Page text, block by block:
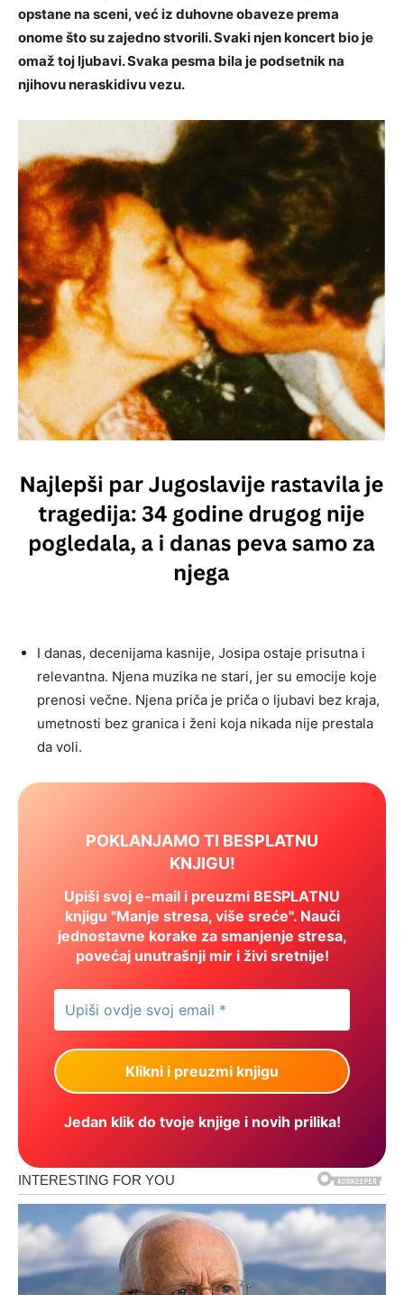
opstane na sceni, već iz duhovne obaveze prema
onome što su zajedno stvorili. Svaki njen koncert bio je
omaž toj ljubavi. Svaka pesma bila je podsetnik na
njihovu neraskidivu vezu.
I danas, decenijama kasnije, Josipa ostaje prisutna i
relevantna. Njena muzika ne stari, jer su emocije koje
prenosi večne. Njena priča je priča o ljubavi bez kraja,
umetnosti bez granica i ženi koja nikada nije prestala
da voli.
POKLANJAMO TI BESPLATNU
KNJIGU!
Upiši svoj e-mail i preuzmi BESPLATNU
knjigu "Manje stresa, više sreće". Nauči
jednostavne korake za smanjenje stresa,
povećaj unutrašnji mir i živi sretnije!
Jedan klik do tvoje knjige i novih prilika!